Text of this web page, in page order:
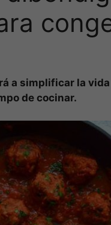
a simplificar la
de cocinar.